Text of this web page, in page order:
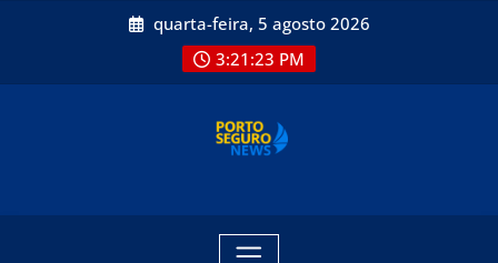
quarta-feira, 5 agosto 2026
3:21:24 PM